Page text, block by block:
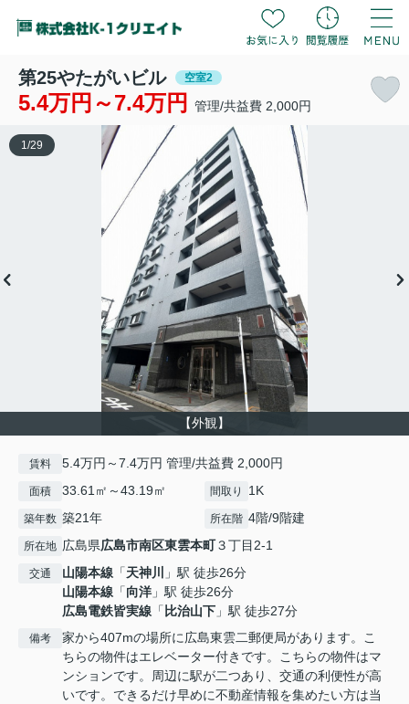
第25やたがいビル 空室2
5.4万円～7.4万円 管理/共益費 2,000円
【外観】
1 /29
賃料 5.4万円～7.4万円 管理/共益費 2,000円
面積 33.61㎡～43.19㎡ 間取り 1K
築年数 築21年 所在階 4階/9階建
所在地 広島県広島市南区東雲本町３丁目2-1
交通 山陽本線 「天神川
」駅 徒歩26分
山陽本線 「向洋 」駅 徒歩26分
広島電鉄皆実線 「 比治山下 」駅 徒歩27分
備考
家から407mの場所に広島東雲二郵便局があります。こ
ちらの物件はエレベーター付きです。こちらの物件はマ
ンションです。周辺に駅が二つあり、交通の利便性が高
いです。できるだけ早めに不動産情報を集めたい方は当